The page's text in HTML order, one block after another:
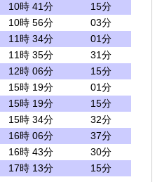
10時 41分
15分
10時 56分
03分
11時 34分
01分
11時 35分
31分
12時 06分
15分
15時 19分
01分
15時 19分
15分
15時 34分
32分
16時 06分
37分
16時 43分
30分
17時 13分 15分